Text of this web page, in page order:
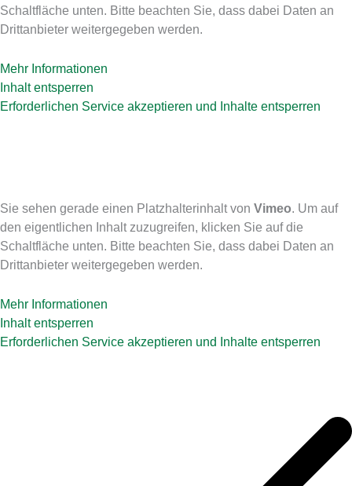
Schaltfläche unten. Bitte beachten Sie, dass dabei Daten an
Drittanbieter weitergegeben werden.
Mehr Informationen
Inhalt entsperren
Erforderlichen Service akzeptieren und Inhalte entsperren
Sie sehen gerade einen Platzhalterinhalt von Vimeo. Um auf
den eigentlichen Inhalt zuzugreifen, klicken Sie auf die
Schaltfläche unten. Bitte beachten Sie, dass dabei Daten an
Drittanbieter weitergegeben werden.
Mehr Informationen
Inhalt entsperren
Erforderlichen Service akzeptieren und Inhalte entsperren